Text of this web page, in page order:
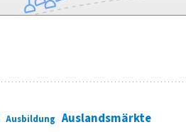
Ausbildung Auslandsmärkte